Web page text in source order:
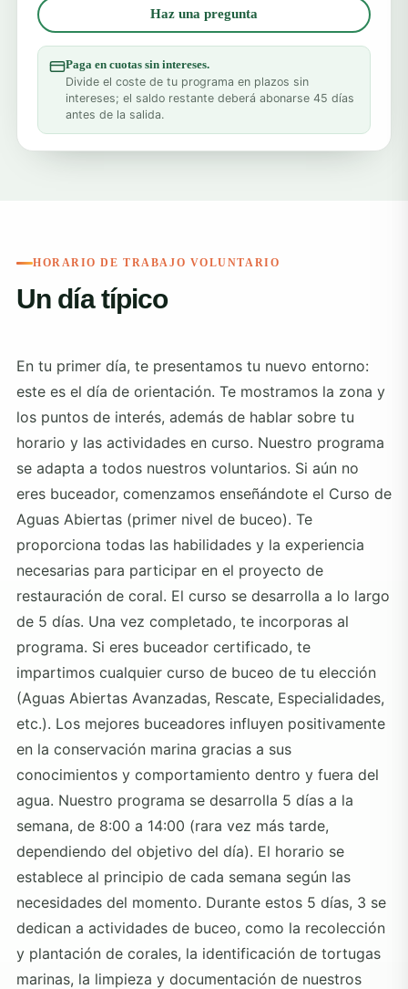
Haz una pregunta
Paga en cuotas sin intereses.
Divide el coste de tu programa en plazos sin
intereses; el saldo restante deberá abonarse 45 días
antes de la salida.
HORARIO DE TRABAJO VOLUNTARIO
Un día típico
En tu primer día, te presentamos tu nuevo entorno:
este es el día de orientación. Te mostramos la zona y
los puntos de interés, además de hablar sobre tu
horario y las actividades en curso. Nuestro programa
se adapta a todos nuestros voluntarios. Si aún no
eres buceador, comenzamos enseñándote el Curso de
Aguas Abiertas (primer nivel de buceo). Te
proporciona todas las habilidades y la experiencia
necesarias para participar en el proyecto de
restauración de coral. El curso se desarrolla a lo largo
de 5 días. Una vez completado, te incorporas al
programa. Si eres buceador certificado, te
impartimos cualquier curso de buceo de tu elección
(Aguas Abiertas Avanzadas, Rescate, Especialidades,
etc.). Los mejores buceadores influyen positivamente
en la conservación marina gracias a sus
conocimientos y comportamiento dentro y fuera del
agua. Nuestro programa se desarrolla 5 días a la
semana, de 8:00 a 14:00 (rara vez más tarde,
dependiendo del objetivo del día). El horario se
establece al principio de cada semana según las
necesidades del momento. Durante estos 5 días, 3 se
dedican a actividades de buceo, como la recolección
y plantación de corales, la identificación de tortugas
marinas, la limpieza y documentación de nuestros